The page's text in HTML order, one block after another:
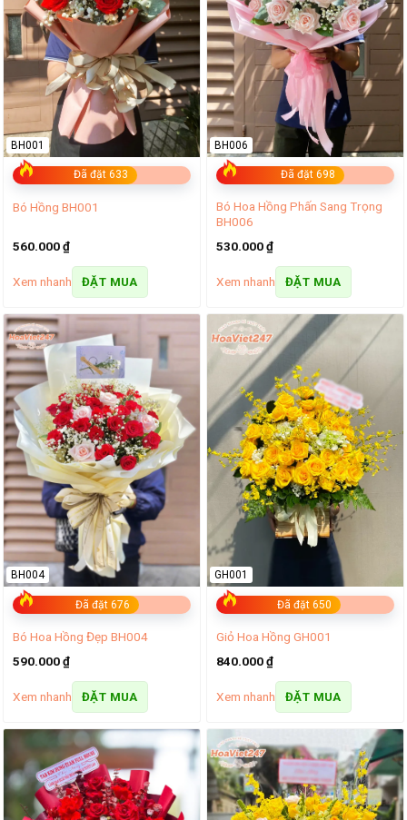
Đã đặt 633
BH001
Bó Hồng BH001
560.000₫
Xem nhanh ĐẶT MUA
Đã đặt 698
BH006
Bó Hoa Hồng Phấn Sang Trọng
BH006
530.000₫
Xem nhanh ĐẶT MUA
Đã đặt 676
BH004
Bó Hoa Hồng Đẹp BH004
590.000₫
Xem nhanh ĐẶT MUA
Đã đặt 650
GH001
Giỏ Hoa Hồng GH001
840.000₫
Xem nhanh ĐẶT MUA